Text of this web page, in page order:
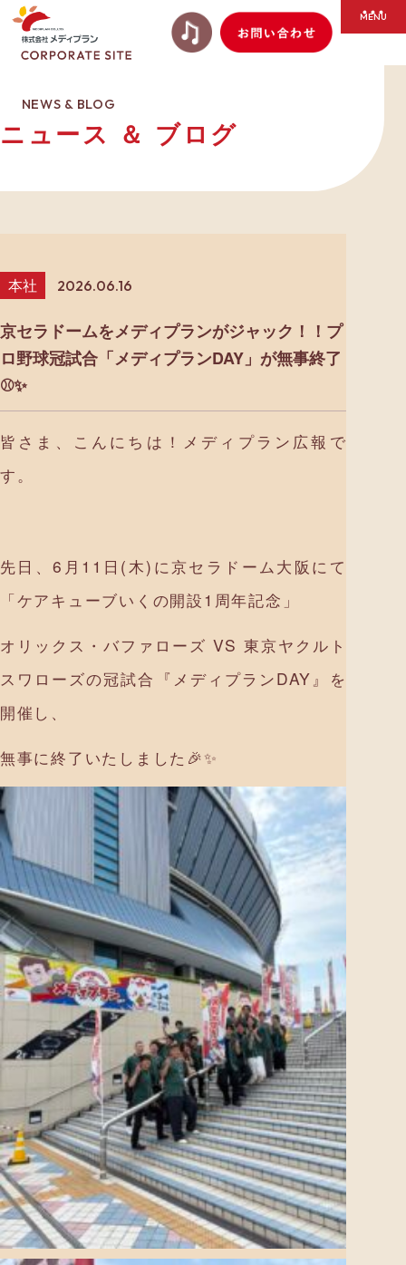
NEWS & BLOG
ニュース ＆ ブログ
本社 2026.06.16
京セラドームをメディプランがジャック！！プ
ロ野球冠試合「メディプランDAY」が無事終了
⚾️✨
皆さま、こんにちは！メディプラン広報で
す。
先日、6月11日(木)に京セラドーム大阪にて
「ケアキューブいくの開設1周年記念」
オリックス・バファローズ VS 東京ヤクルト
スワローズの冠試合『メディプランDAY』を
開催し、
無事に終了いたしました🎉✨